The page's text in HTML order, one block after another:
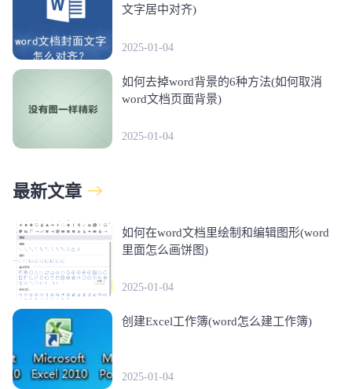
文字居中对齐)
2025-01-04
如何去掉word背景的6种方法(如何取消
word文档页面背景)
2025-01-04
最新文章
如何在word文档里绘制和编辑图形(word
里面怎么画饼图)
2025-01-04
创建Excel工作簿(word怎么建工作簿)
2025-01-04